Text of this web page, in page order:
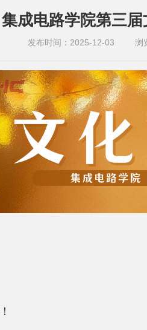
成电路学院第三
发布时间：2025-12-03 浏